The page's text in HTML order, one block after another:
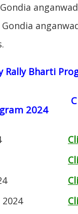
Rally Bharti
2024